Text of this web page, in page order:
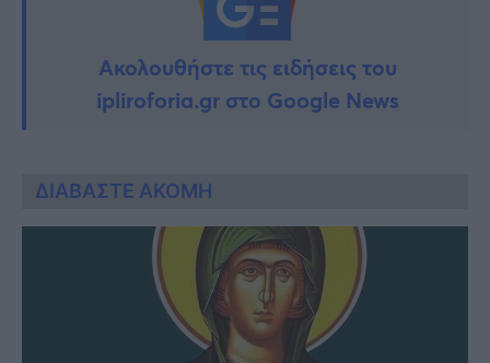
Ακολουθήστε τις ειδήσεις του
ipliroforia.gr στο Google News
ΔΙΑΒΑΣΤΕ ΑΚΟΜΗ